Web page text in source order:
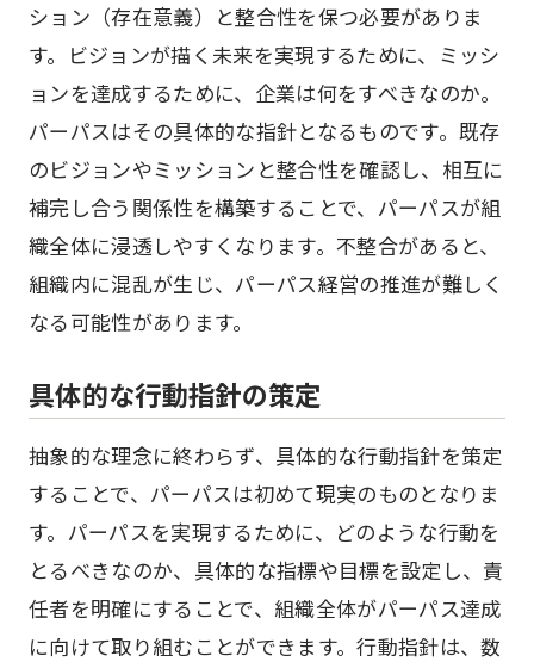
ション（存在意義）と整合性を保つ必要がありま
す。ビジョンが描く未来を実現するために、ミッシ
ョンを達成するために、企業は何をすべきなのか。
パーパスはその具体的な指針となるものです。既存
のビジョンやミッションと整合性を確認し、相互に
補完し合う関係性を構築することで、パーパスが組
織全体に浸透しやすくなります。不整合があると、
組織内に混乱が生じ、パーパス経営の推進が難しく
なる可能性があります。
具体的な行動指針の策定
抽象的な理念に終わらず、具体的な行動指針を策定
することで、パーパスは初めて現実のものとなりま
す。パーパスを実現するために、どのような行動を
とるべきなのか、具体的な指標や目標を設定し、責
任者を明確にすることで、組織全体がパーパス達成
に向けて取り組むことができます。行動指針は、数